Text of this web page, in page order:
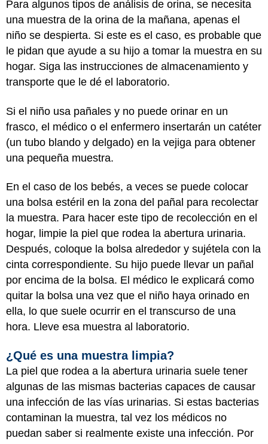
Para algunos tipos de análisis de orina, se necesita
una muestra de la orina de la mañana, apenas el
niño se despierta. Si este es el caso, es probable que
le pidan que ayude a su hijo a tomar la muestra en su
hogar. Siga las instrucciones de almacenamiento y
transporte que le dé el laboratorio.
Si el niño usa pañales y no puede orinar en un
frasco, el médico o el enfermero insertarán un catéter
(un tubo blando y delgado) en la vejiga para obtener
una pequeña muestra.
En el caso de los bebés, a veces se puede colocar
una bolsa estéril en la zona del pañal para recolectar
la muestra. Para hacer este tipo de recolección en el
hogar, limpie la piel que rodea la abertura urinaria.
Después, coloque la bolsa alrededor y sujétela con la
cinta correspondiente. Su hijo puede llevar un pañal
por encima de la bolsa. El médico le explicará como
quitar la bolsa una vez que el niño haya orinado en
ella, lo que suele ocurrir en el transcurso de una
hora. Lleve esa muestra al laboratorio.
¿Qué es una muestra limpia?
La piel que rodea a la abertura urinaria suele tener
algunas de las mismas bacterias capaces de causar
una infección de las vías urinarias. Si estas bacterias
contaminan la muestra, tal vez los médicos no
puedan saber si realmente existe una infección. Por